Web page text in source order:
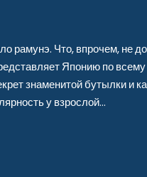
рамунэ. Что, впрочем, не
Японию по
знаменитой бутылки и
у взрослой…